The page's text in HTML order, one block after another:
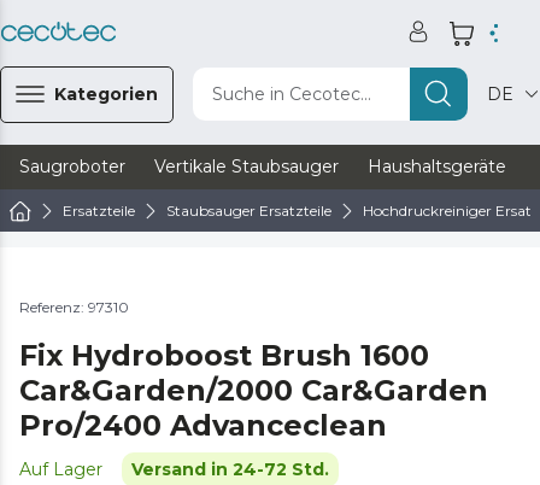
Kategorien Suche in Cecotec... DE
Saugroboter Vertikale Staubsauger Haushaltsgeräte
Ersatzteile Staubsauger Ersatzteile Hochdruckreiniger
Referenz: 97310
Fix Hydroboost Brush 1600
Car&Garden/2000 Car&Garden
Pro/2400 Advanceclean
Auf Lager Versand in 24-72 Std.